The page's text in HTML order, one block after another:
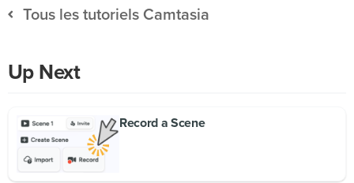
Tous les tutoriels Camtasia
Up Next
Record a Scene